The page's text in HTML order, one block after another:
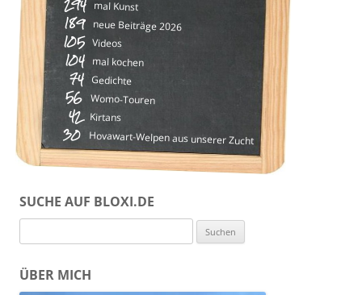
294 mal Kunst
189 neue Beiträge 2026
105 Videos
104 mal kochen
74 Gedichte
56 Womo-Touren
42 Kirtans
30 Hovawart-Welpen aus unserer Zucht
SUCHE AUF BLOXI.DE
nach:
ÜBER MICH